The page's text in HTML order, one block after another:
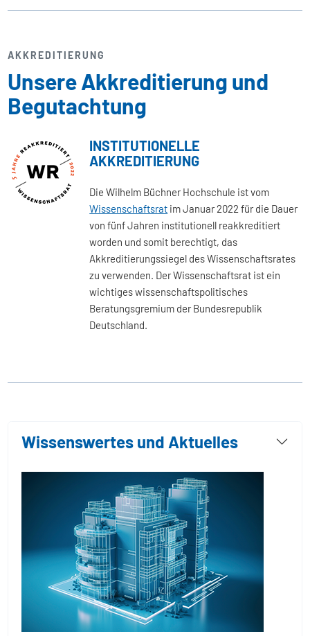
AKKREDITIERUNG
Unsere Akkreditierung und
Begutachtung
INSTITUTIONELLE
AKKREDITIERUNG
Die Wilhelm Büchner Hochschule ist vom
Wissenschaftsrat im Januar 2022 für die Dauer
von fünf Jahren institutionell reakkreditiert
worden und somit berechtigt, das
Akkreditierungssiegel des Wissenschaftsrates
zu verwenden. Der Wissenschaftsrat ist ein
wichtiges wissenschaftspolitisches
Beratungsgremium der Bundesrepublik
Deutschland.
Wissenswertes und Aktuelles